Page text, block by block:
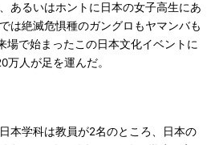
あるいはホントに日本の女子高生にあ
は絶滅危惧種のガングロもヤマンバも
場で始まったこの日本文化イベントに
万人が足を運んだ。
本学科は教員が2名のところ、日本の